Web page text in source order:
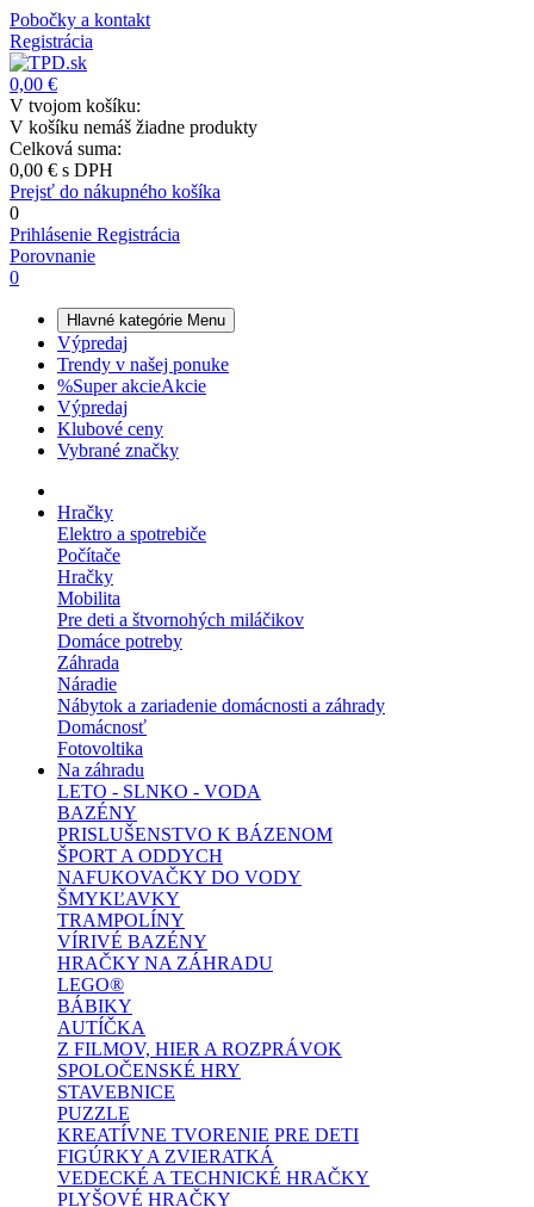
Pobočky a kontakt
Registrácia
0,00 €
V tvojom košíku:
V košíku nemáš žiadne produkty
Celková suma:
0,00 € s DPH
Prejsť do nákupného košíka
0
Prihlásenie Registrácia
Porovnanie
0
Hlavné kategórie Menu
Výpredaj
Trendy v našej ponuke
%Super akcieAkcie
Výpredaj
Klubové ceny
Vybrané značky
Hračky
Elektro a spotrebiče
Počítače
Hračky
Mobilita
Pre deti a štvornohých miláčikov
Domáce potreby
Záhrada
Náradie
Nábytok a zariadenie domácnosti a záhrady
Domácnosť
Fotovoltika
Na záhradu
LETO - SLNKO - VODA
BAZÉNY
PRISLUŠENSTVO K BÁZENOM
ŠPORT A ODDYCH
NAFUKOVAČKY DO VODY
ŠMYKĽAVKY
TRAMPOLÍNY
VÍRIVÉ BAZÉNY
HRAČKY NA ZÁHRADU
LEGO®
BÁBIKY
AUTÍČKA
Z FILMOV, HIER A ROZPRÁVOK
SPOLOČENSKÉ HRY
STAVEBNICE
PUZZLE
KREATÍVNE TVORENIE PRE DETI
FIGÚRKY A ZVIERATKÁ
VEDECKÉ A TECHNICKÉ HRAČKY
PLYŠOVÉ HRAČKY